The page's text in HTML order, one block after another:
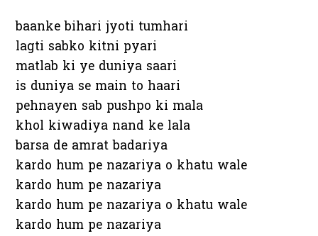
baanke bihari jyoti tumhari
lagti sabko kitni pyari
matlab ki ye duniya saari
is duniya se main to haari
pehnayen sab pushpo ki mala
khol kiwadiya nand ke lala
barsa de amrat badariya
kardo hum pe nazariya o khatu wale
kardo hum pe nazariya
kardo hum pe nazariya o khatu wale
kardo hum pe nazariya